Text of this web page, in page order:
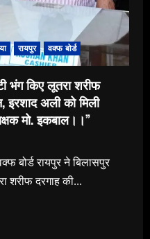
रायपुर वक्फ बोर्ड
भंग किए लूतरा शरीफ
इरशाद अली को मिली
मो. इकबाल।।”
बोर्ड रायपुर ने बिलासपुर
शरीफ दरगाह की...